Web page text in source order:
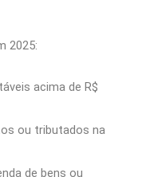
2025:
acima de R$
ou tributados na
de bens ou